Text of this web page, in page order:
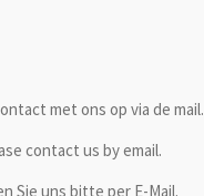
met ons op via de mail.
contact us by email.
Sie uns bitte per E-Mail.